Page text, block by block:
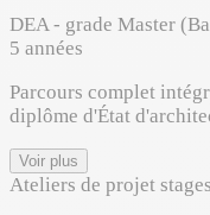
DEA - grade Master
5 années
Parcours complet
diplôme d'État
Voir plus
Ateliers de projet